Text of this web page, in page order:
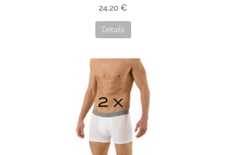
24,20 €
Details